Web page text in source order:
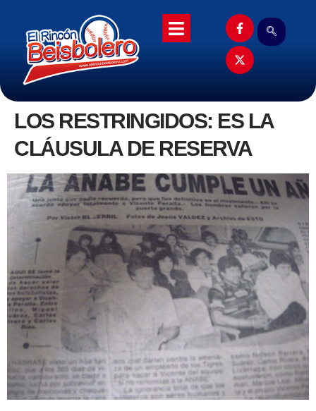
LOS RESTRINGIDOS: ES LA
CLÁUSULA DE RESERVA